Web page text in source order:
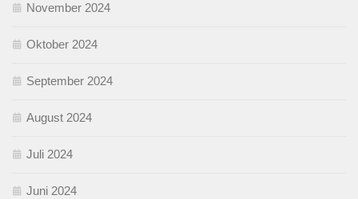
November 2024
Oktober 2024
September 2024
August 2024
Juli 2024
Juni 2024